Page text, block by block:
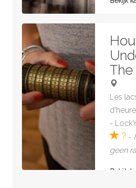
The
Les
d'heure
-
? -
geen
Bekijk